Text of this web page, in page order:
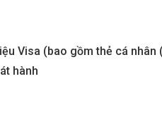
Visa (bao gồm thẻ cá nhân
hành